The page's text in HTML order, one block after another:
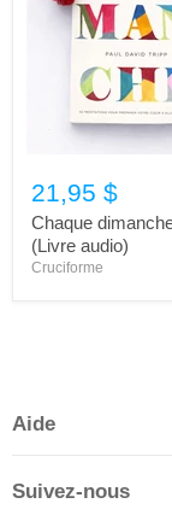
21,95 $
Chaque
(Livre audio)
Cruciforme
Aide
Suivez-nous